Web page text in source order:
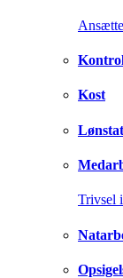
Kost
Trivsel